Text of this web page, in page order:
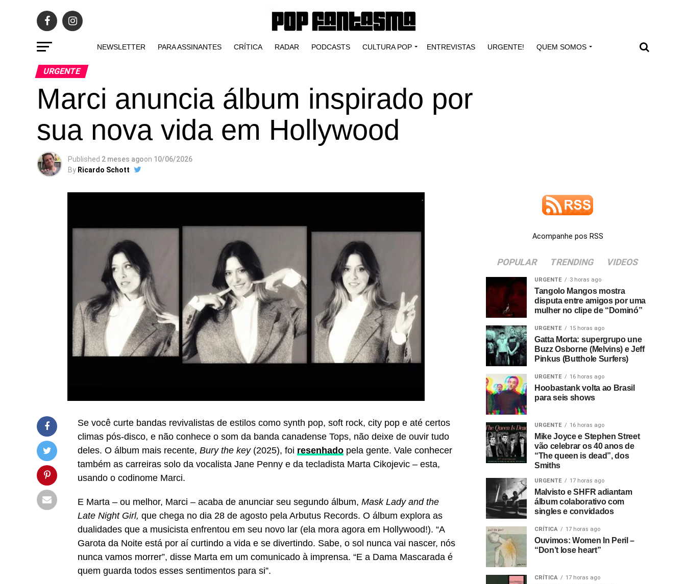
NEWSLETTER PARA ASSINANTES CRÍTICA RADAR PODCASTS CULTURA POP ENTREVISTAS URGENTE! QUEM SOMOS
URGENTE
Marci anuncia álbum inspirado por
sua nova vida em Hollywood
Published 2 meses agoon 10/06/2026
By Ricardo Schott
Se você curte bandas revivalistas de estilos como synth pop, soft rock, city pop e até certos
climas pós-disco, e não conhece o som da banda canadense Tops, não deixe de ouvir tudo
deles. O álbum mais recente, Bury the key(2025), foi resenhado pela gente. Vale conhecer
também as carreiras solo da vocalista Jane Penny e da tecladista Marta Cikojevic – esta,
usando o codinome Marci.
E Marta – ou melhor, Marci – acaba de anunciar seu segundo álbum, Mask Lady and the
Late Night Girl, que chega no dia 28 de agosto pela Arbutus Records. O álbum explora as
dualidades que a musicista enfrentou em seu novo lar (ela mora agora em Hollywood!). “A
Garota da Noite está por aí curtindo a vida e se divertindo. Sabe, o sol nunca vai nascer, nós
nunca vamos morrer”, disse Marta em um comunicado à imprensa. “E a Dama Mascarada é
quem guarda todos esses sentimentos para si”.
Acompanhe pos RSS
POPULAR TRENDING VIDEOS
URGENTE 3 horas ago
Tangolo Mangos mostra
disputa entre amigos por uma
mulher no clipe de “Dominó”
URGENTE 15 horas ago
Gatta Morta: supergrupo une
Buzz Osborne (Melvins) e Jeff
Pinkus (Butthole Surfers)
URGENTE 16 horas ago
Hoobastank volta ao Brasil
para seis shows
URGENTE 16 horas ago
Mike Joyce e Stephen Street
vão celebrar os 40 anos de
“The queen is dead”, dos
Smiths
URGENTE 17 horas ago
Malvisto e SHFR adiantam
álbum colaborativo com
singles e convidados
CRÍTICA 17 horas ago
Ouvimos: Women In Peril –
“Don’t lose heart”
CRÍTICA 17 horas ago